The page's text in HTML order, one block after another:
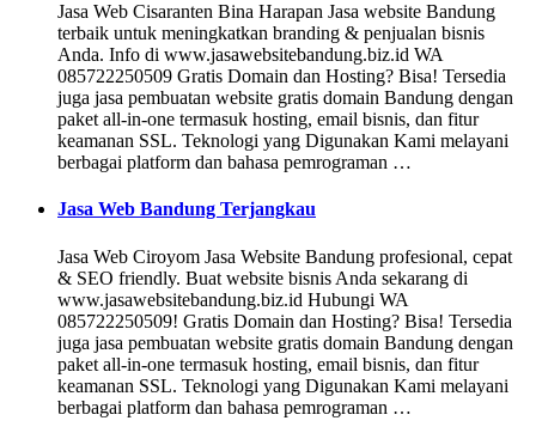
Jasa Web Cisaranten Bina Harapan Jasa website Bandung
terbaik untuk meningkatkan branding & penjualan bisnis
Anda. Info di www.jasawebsitebandung.biz.id WA
085722250509 Gratis Domain dan Hosting? Bisa! Tersedia
juga jasa pembuatan website gratis domain Bandung dengan
paket all-in-one termasuk hosting, email bisnis, dan fitur
keamanan SSL. Teknologi yang Digunakan Kami melayani
berbagai platform dan bahasa pemrograman …
Jasa Web Bandung Terjangkau
Jasa Web Ciroyom Jasa Website Bandung profesional, cepat
& SEO friendly. Buat website bisnis Anda sekarang di
www.jasawebsitebandung.biz.id Hubungi WA
085722250509! Gratis Domain dan Hosting? Bisa! Tersedia
juga jasa pembuatan website gratis domain Bandung dengan
paket all-in-one termasuk hosting, email bisnis, dan fitur
keamanan SSL. Teknologi yang Digunakan Kami melayani
berbagai platform dan bahasa pemrograman …